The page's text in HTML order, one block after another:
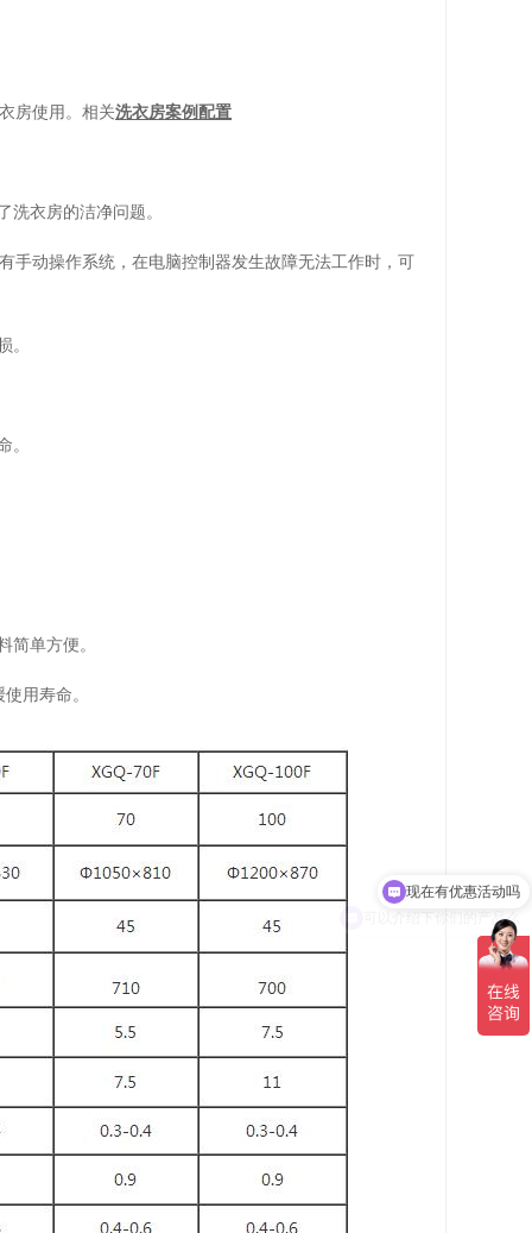
房使用。相关洗衣房案例配置
衣房的洁净问题。
手动操作系统，在电脑控制器发生故障无法工作时，可
。
。
单方便。
用寿命。
可以介绍下你们的产品么